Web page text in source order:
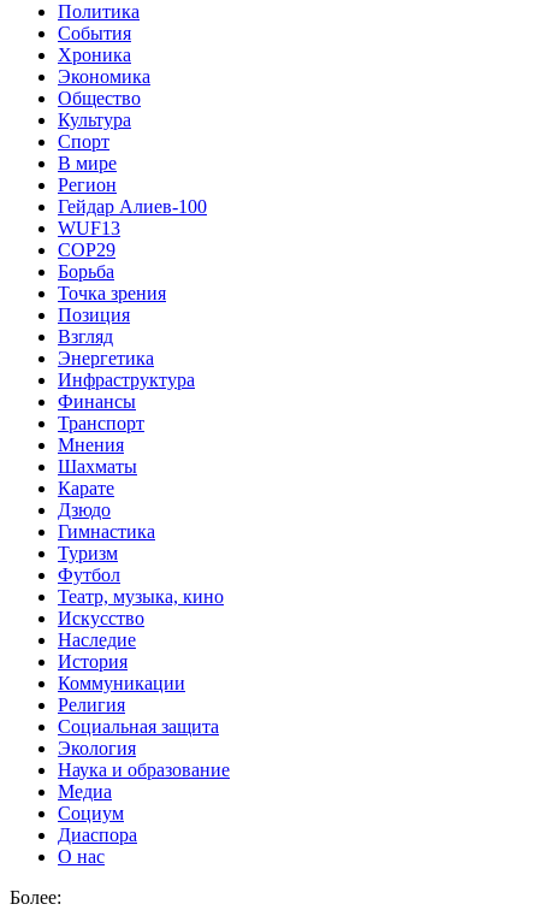
Политика
События
Хроника
Экономика
Общество
Культура
Спорт
В мире
Регион
Гейдар Алиев-100
WUF13
COP29
Борьба
Точка зрения
Позиция
Взгляд
Энергетика
Инфраструктура
Финансы
Транспорт
Мнения
Шахматы
Карате
Дзюдо
Гимнастика
Туризм
Футбол
Театр, музыка, кино
Искусство
Наследие
История
Коммуникации
Религия
Социальная защита
Экология
Наука и образование
Медиа
Социум
Диаспора
О нас
Более: